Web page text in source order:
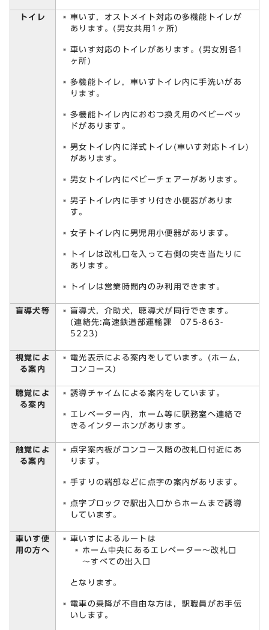
トイレ
車いす，オストメイト対応の多機能トイレが
あります。(男女共用1ヶ所)
車いす対応のトイレがあります。(男女別各1
ヶ所)
多機能トイレ，車いすトイレ内に手洗いがあ
ります。
多機能トイレ内におむつ換え用のベビーベッ
ドがあります。
男女トイレ内に洋式トイレ(車いす対応トイレ)
があります。
男女トイレ内にベビーチェアーがあります。
男子トイレ内に手すり付き小便器がありま
す。
女子トイレ内に男児用小便器があります。
トイレは改札口を入って右側の突き当たりに
あります。
トイレは営業時間内のみ利用できます。
盲導犬等
盲導犬，介助犬，聴導犬が同行できます。
(連絡先:高速鉄道部運輸課 075-863-
5223)
視覚によ
る案内
電光表示による案内をしています。(ホーム，
コンコース)
聴覚によ
る案内
誘導チャイムによる案内をしています。
エレベーター内，ホーム等に駅務室へ連絡で
きるインターホンがあります。
触覚によ
る案内
点字案内板がコンコース階の改札口付近にあ
ります。
手すりの端部などに点字の案内があります。
点字ブロックで駅出入口からホームまで誘導
しています。
車いす使
用の方へ
車いすによるルートは
ホーム中央にあるエレベーター～改札口
～すべての出入口
となります。
電車の乗降が不自由な方は，駅職員がお手伝
いします。